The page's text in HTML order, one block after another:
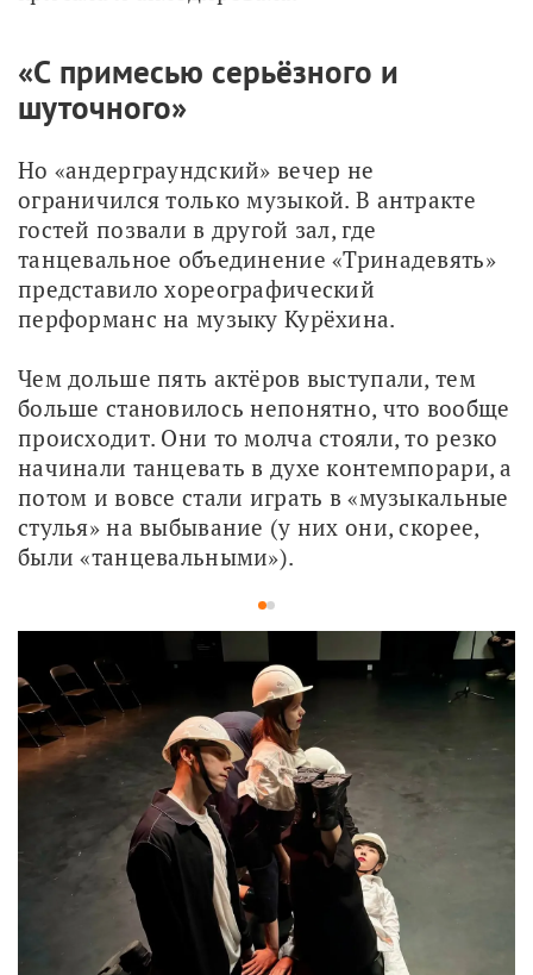
«С примесью серьёзного и
шуточного»
Но «андерграундский» вечер не
ограничился только музыкой. В антракте
гостей позвали в другой зал, где
танцевальное объединение «Тринадевять»
представило хореографический
перформанс на музыку Курёхина.
Чем дольше пять актёров выступали, тем
больше становилось непонятно, что вообще
происходит. Они то молча стояли, то резко
начинали танцевать в духе контемпорари, а
потом и вовсе стали играть в «музыкальные
стулья» на выбывание (у них они, скорее,
были «танцевальными»).
12